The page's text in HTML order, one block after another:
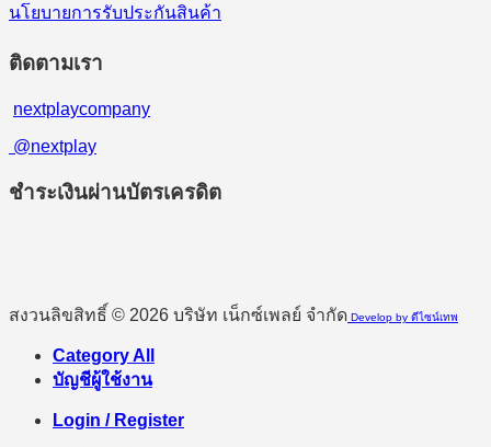
นโยบายการรับประกันสินค้า
ติดตามเรา
nextplaycompany
@nextplay
ชำระเงินผ่านบัตรเครดิต
สงวนลิขสิทธิ์ © 2026 บริษัท เน็กซ์เพลย์ จำกัด Develop by ดีไซน์เทพ
Category All
บัญชีผู้ใช้งาน
Login / Register